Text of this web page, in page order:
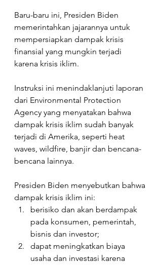
Baru-baru ini, Presiden Biden
memerintahkan jajarannya untuk
mempersiapkan dampak krisis
finansial yang mungkin terjadi
karena krisis iklim. ⁠⁠
Instruksi ini menindaklanjuti laporan
dari Environmental Protection
Agency yang menyatakan bahwa
dampak krisis iklim sudah banyak
terjadi di Amerika, seperti heat
waves, wildfire, banjir dan bencana-
bencana lainnya. ⁠⁠
Presiden Biden menyebutkan bahwa
dampak krisis iklim ini:⁠⁠
berisiko dan akan berdampak
pada konsumen, pemerintah,
bisnis dan investor;⁠⁠
dapat meningkatkan biaya
usaha dan investasi karena